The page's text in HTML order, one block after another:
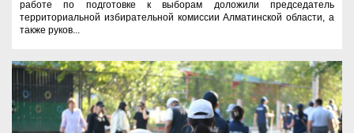
работе по подготовке к выборам доложили председатель
территориальной избирательной комиссии Алматинской области, а
также руков...